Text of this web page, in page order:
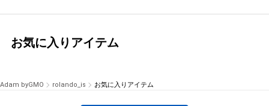
お気に入りアイテム
Adam byGMO rolando_is お気に入りアイテム